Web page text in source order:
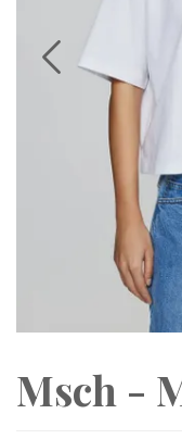
Msch -